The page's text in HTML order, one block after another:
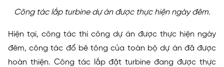
Công tác lắp turbine dự án được thực hiện ngày đêm.
Hiện tại, công tác thi công dự án được thực hiện ngày
đêm, công tác đổ bê tông của toàn bộ dự án đã được
hoàn thiện. Công tác lắp đặt turbine đang được thực